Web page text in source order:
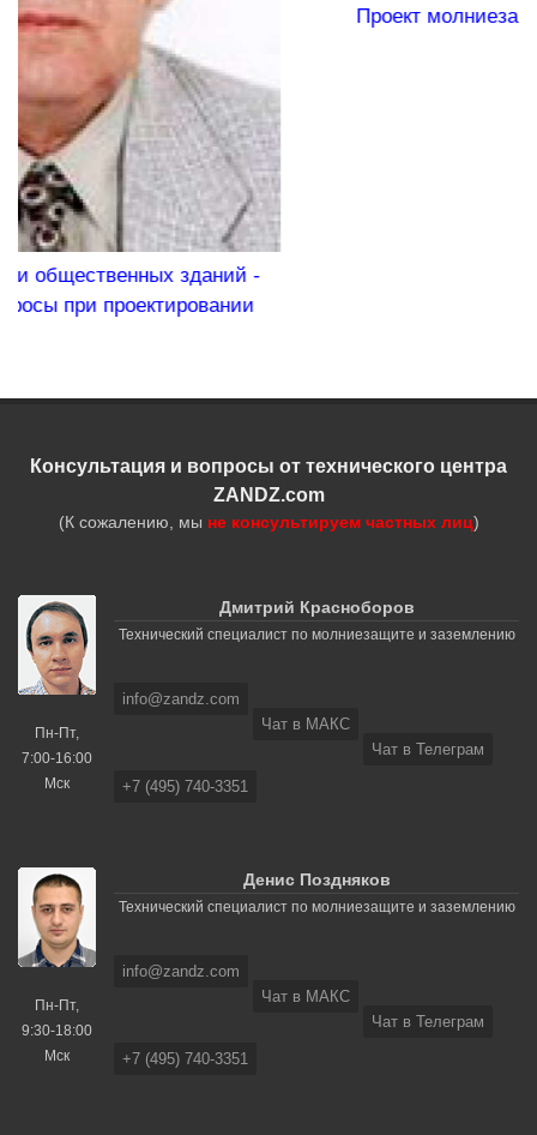
Проект молниезащиты для торгового центра
Консультация и вопросы от технического центра
ZANDZ.com
(К сожалению, мы не консультируем частных лиц)
Пн-Пт,
7:00-16:00
Мск
Дмитрий Красноборов
Технический специалист по молниезащите и заземлению
info@zandz.com
Чат в МАКС
Чат в Телеграм
+7 (495) 740-3351
Пн-Пт,
9:30-18:00
Мск
Денис Поздняков
Технический специалист по молниезащите и заземлению
info@zandz.com
Чат в МАКС
Чат в Телеграм
+7 (495) 740-3351